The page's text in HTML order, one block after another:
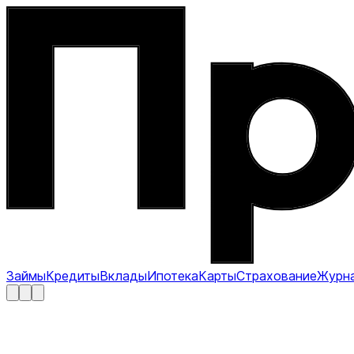
ЗаймыКредитыВкладыИпотекаКартыСтрахование